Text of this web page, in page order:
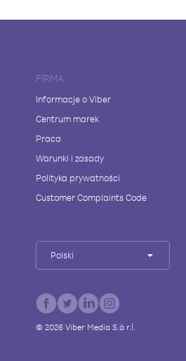
FIRMA
Informacje o Viber
Centrum marek
Praca
Warunki i zasady
Polityka prywatności
Customer Complaints Code
Polski
© 2026Viber Media S.à r.l.